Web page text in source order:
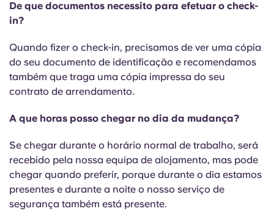
De que documentos necessito para efetuar o check-
in?
Quando fizer o check-in, precisamos de ver uma cópia
do seu documento de identificação e recomendamos
também que traga uma cópia impressa do seu
contrato de arrendamento.
A que horas posso chegar no dia da mudança?
Se chegar durante o horário normal de trabalho, será
recebido pela nossa equipa de alojamento, mas pode
chegar quando preferir, porque durante o dia estamos
presentes e durante a noite o nosso serviço de
segurança também está presente.